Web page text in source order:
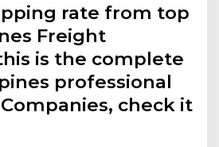
rate from top
Freight
is the complete
professional
check it